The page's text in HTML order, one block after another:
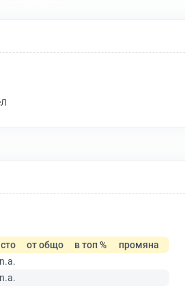
от общо в топ %
промяна
n.a.
n.a.